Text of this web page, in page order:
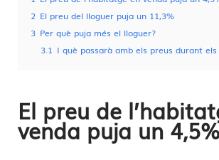
2 El preu del lloguer puja un 11,3%
3 Per què puja més el lloguer?
3.1 I què passarà amb els preus durant
El preu de
venda puja un 4,5%